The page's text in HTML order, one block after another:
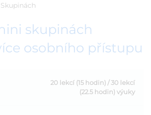
skupinách
osobního přístupu
20 lekcí (15 hodin) / 30 lekcí
(22.5 hodin) výuky